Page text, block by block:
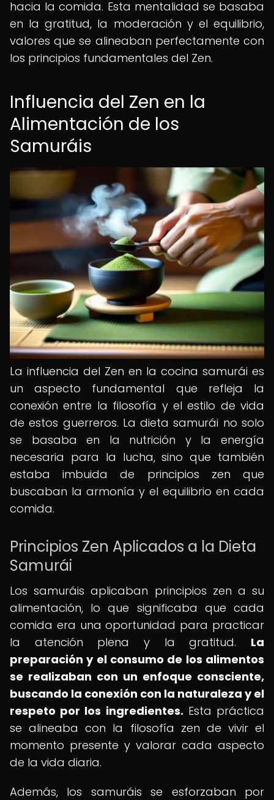
hacia la comida. Esta mentalidad se basaba
en la gratitud, la moderación y el equilibrio,
valores que se alineaban perfectamente con
los principios fundamentales del Zen.
Influencia del Zen en la
Alimentación de los
Samuráis
La influencia del Zen en la cocina samurái es
un aspecto fundamental que refleja la
conexión entre la filosofía y el estilo de vida
de estos guerreros. La dieta samurái no solo
se basaba en la nutrición y la energía
necesaria para la lucha, sino que también
estaba imbuida de principios zen que
buscaban la armonía y el equilibrio en cada
comida.
Principios Zen Aplicados a la Dieta
Samurái
Los samuráis aplicaban principios zen a su
alimentación, lo que significaba que cada
comida era una oportunidad para practicar
la atención plena y la gratitud. La
preparación y el consumo de los alimentos
se realizaban con un enfoque consciente,
buscando la conexión con la naturaleza y el
respeto por los ingredientes. Esta práctica
se alineaba con la filosofía zen de vivir el
momento presente y valorar cada aspecto
de la vida diaria.
Además, los samuráis se esforzaban por